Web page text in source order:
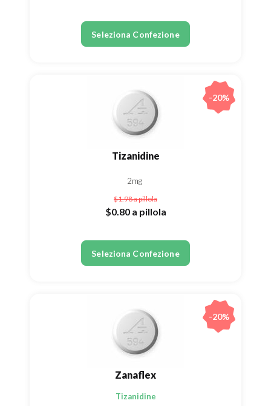
Seleziona Confezione
Tizanidine
2mg
$1.98a pillola
$0.80 a pillola
Seleziona Confezione
-20%
Zanaflex
Tizanidine
-20%